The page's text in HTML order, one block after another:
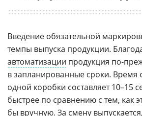
Введение обязательной
темпы выпуска продукции.
автоматизации продукция по-
в запланированные сроки.
одной коробки составляет 10–15
быстрее по сравнению с тем, как
бы вручную. За смену